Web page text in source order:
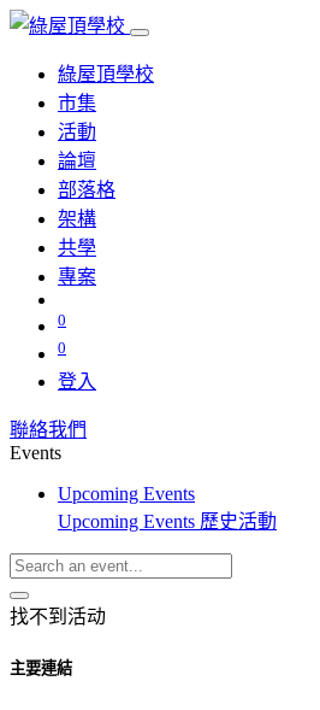
綠屋頂學校
市集
活動
論壇
部落格
架構
共學
專案
0
0
登入
聯絡我們
Events
Upcoming Events
Upcoming Events 歷史活動
找不到活动
主要連結